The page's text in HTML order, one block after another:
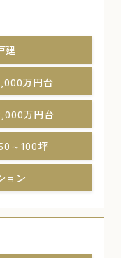
建
万円台
万円台
～100坪
ョン